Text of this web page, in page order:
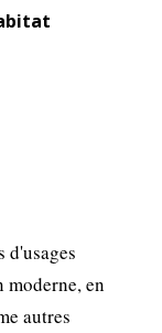
d'usages
en
autres